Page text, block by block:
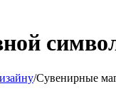
/Сувенирные